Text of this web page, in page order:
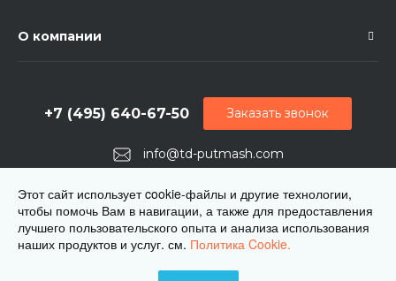
О компании
info@td-putmash.com
+7 (495) 640-67-50
г. Москва, 1-й Кирпичный переулок, дом 2
Заказать звонок
Этот сайт использует cookie-файлы и другие технологии,
чтобы помочь Вам в навигации, а также для предоставления
лучшего пользовательского опыта и анализа использования
наших продуктов и услуг. см. Политика Cookie.